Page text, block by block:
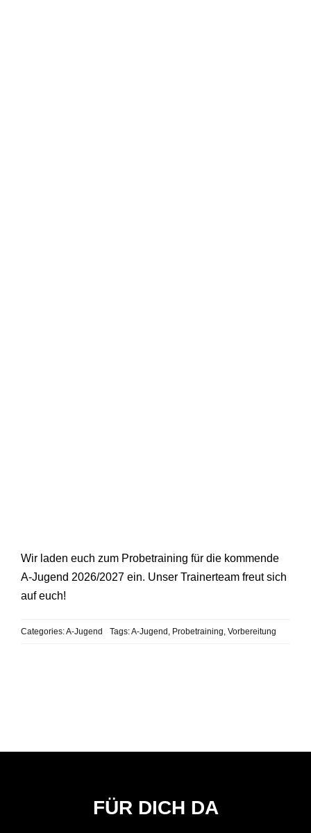
Wir laden euch zum Probetraining für die kommende
A-Jugend 2026/2027 ein. Unser Trainerteam freut sich
auf euch!
Categories:A-Jugend Tags:A-Jugend , Probetraining, Vorbereitung
FÜR DICH DA